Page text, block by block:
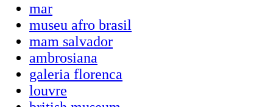
mar
museu afro brasil
mam salvador
ambrosiana
galeria florenca
louvre